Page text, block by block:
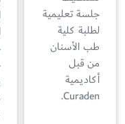
جلسة تعليمية
لطلبة كلية
طب الأسنان
من قبل
أكاديمية
Curaden.